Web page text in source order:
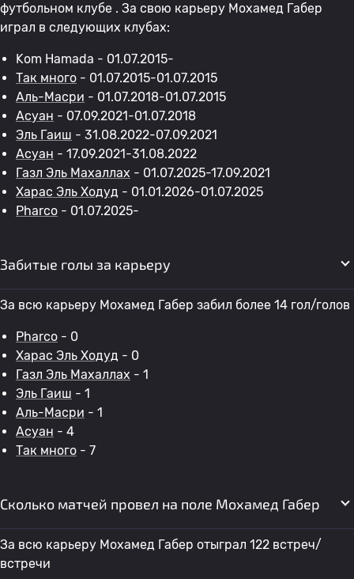
футбольном клубе . За свою карьеру Мохамед Габер
играл в следующих клубах:
Kom Hamada - 01.07.2015-
Так много - 01.07.2015-01.07.2015
Аль-Масри - 01.07.2018-01.07.2015
Асуан - 07.09.2021-01.07.2018
Эль Гаиш - 31.08.2022-07.09.2021
Асуан - 17.09.2021-31.08.2022
Газл Эль Махаллах - 01.07.2025-17.09.2021
Харас Эль Ходуд - 01.01.2026-01.07.2025
Pharco - 01.07.2025-
Забитые голы за карьеру
За всю карьеру Мохамед Габер забил более 14 гол/голов
Pharco - 0
Харас Эль Ходуд - 0
Газл Эль Махаллах - 1
Эль Гаиш - 1
Аль-Масри - 1
Асуан - 4
Так много - 7
Сколько матчей провел на поле Мохамед Габер
За всю карьеру Мохамед Габер отыграл 122 встреч/
встречи